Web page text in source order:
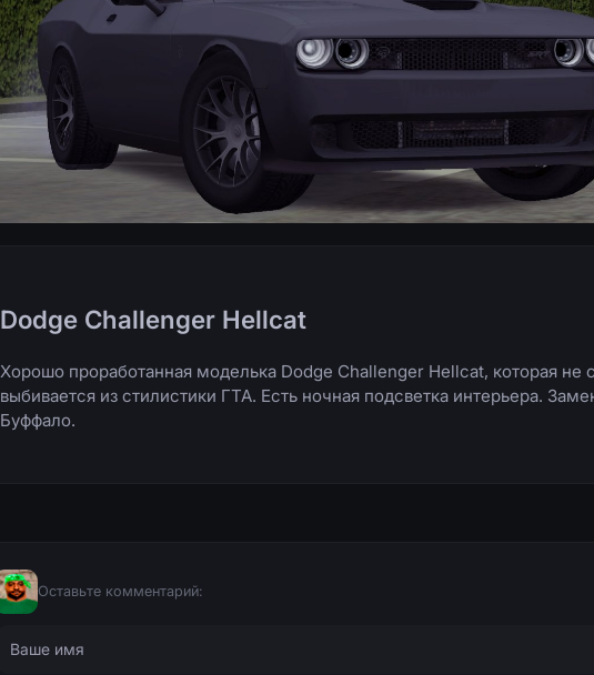
Dodge Challenger Hellcat
Хорошо проработанная моделька Dodge Challenger Hellcat, которая не
выбивается из стилистики ГТА. Есть ночная подсветка интерьера.
Буффало.
Оставьте комментарий: